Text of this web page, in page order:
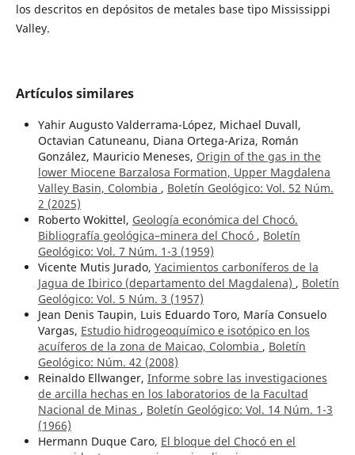
los descritos en depósitos de metales base tipo Mississippi
Valley.
Artículos similares
Yahir Augusto Valderrama-López, Michael Duvall,
Octavian Catuneanu, Diana Ortega-Ariza, Román
González, Mauricio Meneses, Origin of the gas in the
lower Miocene Barzalosa Formation, Upper Magdalena
Valley Basin, Colombia , Boletín Geológico: Vol. 52 Núm.
2 (2025)
Roberto Wokittel, Geología económica del Chocó.
Bibliografía geológica–minera del Chocó , Boletín
Geológico: Vol. 7 Núm. 1-3 (1959)
Vicente Mutis Jurado, Yacimientos carboníferos de la
Jagua de Ibirico (departamento del Magdalena) , Boletín
Geológico: Vol. 5 Núm. 3 (1957)
Jean Denis Taupin, Luis Eduardo Toro, María Consuelo
Vargas, Estudio hidrogeoquímico e isotópico en los
acuíferos de la zona de Maicao, Colombia , Boletín
Geológico: Núm. 42 (2008)
Reinaldo Ellwanger, Informe sobre las investigaciones
de arcilla hechas en los laboratorios de la Facultad
Nacional de Minas , Boletín Geológico: Vol. 14 Núm. 1-3
(1966)
Hermann Duque Caro, El bloque del Chocó en el